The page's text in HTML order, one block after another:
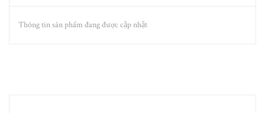
Thông tin sản phẩm đang được cập nhật